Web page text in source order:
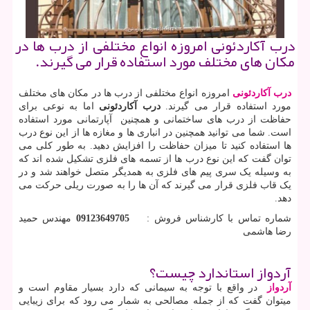
درب آكاردئونی امروزه انواع مختلفی از درب ها در
مكان های مختلف مورد استفاده قرار می گیرند.
درب آکاردئونی امروزه انواع مختلفی از درب ها در مکان های مختلف
مورد استفاده قرار می گیرند.درب آکاردئونی اما به نوعی برای
حفاظت از درب های ساختمانی و همچنین آپارتمانی مورد استفاده
است. شما می توانید همچنین در انباری ها و مغازه ها از این نوع درب
ها استفاده کنید تا میزان حفاظت را افزایش دهید. به طور کلی می
توان گفت که این نوع درب ها از تسمه های فلزی تشکیل شده اند که
به وسیله یک سری پیم های فلزی به همدیگر متصل خواهند شد و در
یک قاب فلزی قرار می گیرند که آن ها را به صورت ریلی حرکت می
دهد.
شماره تماس با کارشناس فروش :09123649705 مهندس حمید
رضا هاشمی
آردواز استاندارد چیست؟
آردواز
در واقع با توجه به سیمانی که دارد بسیار مقاوم است و
میتوان گفت که از جمله مصالحی به شمار می رود که برای زیبایی